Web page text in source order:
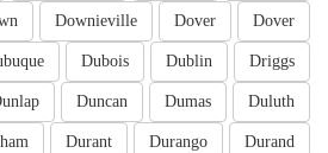
Dover
Dover
Downieville
Driggs
Dublin
Dubois
Duluth
Dumas
Duncan
Durand
Durango
Durant